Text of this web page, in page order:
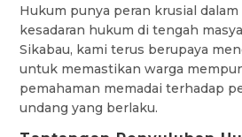
Hukum punya peran krusial
kesadaran hukum di tengah
Sikabau, kami terus berupaya
untuk memastikan warga
pemahaman memadai terhadap
undang yang berlaku.